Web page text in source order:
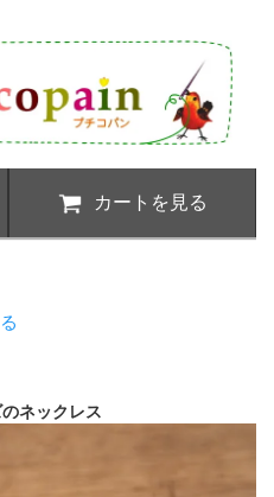
カートを見る
ネックレス